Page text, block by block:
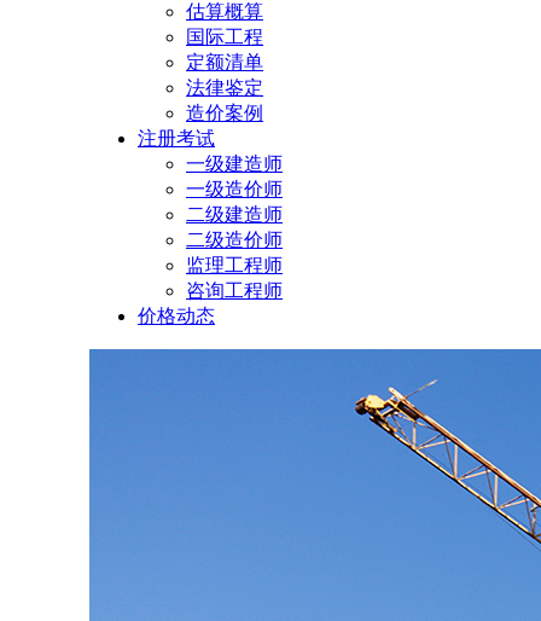
估算概算
国际工程
定额清单
法律鉴定
造价案例
注册考试
一级建造师
一级造价师
二级建造师
二级造价师
监理工程师
咨询工程师
价格动态